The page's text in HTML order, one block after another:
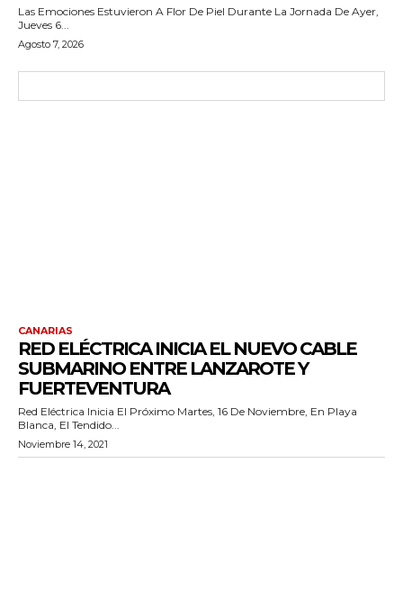
Las Emociones Estuvieron A Flor De Piel Durante La Jornada De Ayer,
Jueves 6...
Agosto 7, 2026
CANARIAS
RED ELÉCTRICA INICIA EL NUEVO CABLE
SUBMARINO ENTRE LANZAROTE Y
FUERTEVENTURA
Red Eléctrica Inicia El Próximo Martes, 16 De Noviembre, En Playa
Blanca, El Tendido...
Noviembre 14, 2021